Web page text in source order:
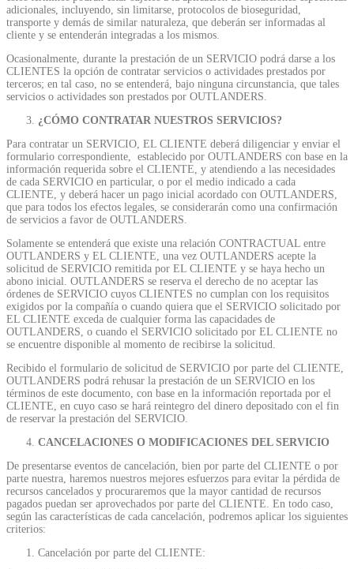
adicionales, incluyendo, sin limitarse, protocolos de bioseguridad,
transporte y demás de similar naturaleza, que deberán ser informadas al
cliente y se entenderán integradas a los mismos.
Ocasionalmente, durante la prestación de un SERVICIO podrá darse a los
CLIENTES la opción de contratar servicios o actividades prestados por
terceros; en tal caso, no se entenderá, bajo ninguna circunstancia, que tales
servicios o actividades son prestados por OUTLANDERS.
¿CÓMO CONTRATAR NUESTROS SERVICIOS?
Para contratar un SERVICIO, EL CLIENTE deberá diligenciar y enviar el
formulario correspondiente, establecido por OUTLANDERS con base en la
información requerida sobre el CLIENTE, y atendiendo a las necesidades
de cada SERVICIO en particular, o por el medio indicado a cada
CLIENTE, y deberá hacer un pago inicial acordado con OUTLANDERS,
que para todos los efectos legales, se considerarán como una confirmación
de servicios a favor de OUTLANDERS.
Solamente se entenderá que existe una relación CONTRACTUAL entre
OUTLANDERS y EL CLIENTE, una vez OUTLANDERS acepte la
solicitud de SERVICIO remitida por EL CLIENTE y se haya hecho un
abono inicial. OUTLANDERS se reserva el derecho de no aceptar las
órdenes de SERVICIO cuyos CLIENTES no cumplan con los requisitos
exigidos por la compañía o cuando quiera que el SERVICIO solicitado por
EL CLIENTE exceda de cualquier forma las capacidades de
OUTLANDERS, o cuando el SERVICIO solicitado por EL CLIENTE no
se encuentre disponible al momento de recibirse la solicitud.
Recibido el formulario de solicitud de SERVICIO por parte del CLIENTE,
OUTLANDERS podrá rehusar la prestación de un SERVICIO en los
términos de este documento, con base en la información reportada por el
CLIENTE, en cuyo caso se hará reintegro del dinero depositado con el fin
de reservar la prestación del SERVICIO.
CANCELACIONES O MODIFICACIONES DEL SERVICIO
De presentarse eventos de cancelación, bien por parte del CLIENTE o por
parte nuestra, haremos nuestros mejores esfuerzos para evitar la pérdida de
recursos cancelados y procuraremos que la mayor cantidad de recursos
pagados puedan ser aprovechados por parte del CLIENTE. En todo caso,
según las características de cada cancelación, podremos aplicar los siguientes
criterios:
Cancelación por parte del CLIENTE: